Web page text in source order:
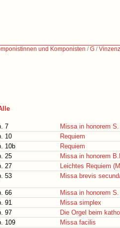
und Komponisten /G /
7 Missa in honorem
10
Requiem
10b
Requiem
25
Missa in honorem
27
Leichtes Requiem
53
Missa brevis
66 Missa in honorem
91
Missa simplex
97
Die Orgel beim
109
Missa facilis